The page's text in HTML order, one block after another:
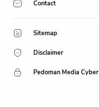
Contact
Sitemap
Disclaimer
Pedoman Media Cyber